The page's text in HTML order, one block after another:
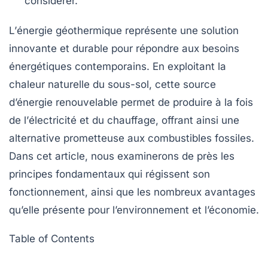
L’énergie géothermique représente une solution
innovante et durable pour répondre aux besoins
énergétiques contemporains. En exploitant la
chaleur naturelle du sous-sol, cette source
d’énergie renouvelable permet de produire à la fois
de l’électricité et du chauffage, offrant ainsi une
alternative prometteuse aux combustibles fossiles.
Dans cet article, nous examinerons de près les
principes fondamentaux qui régissent son
fonctionnement, ainsi que les nombreux avantages
qu’elle présente pour l’environnement et l’économie.
Table of Contents